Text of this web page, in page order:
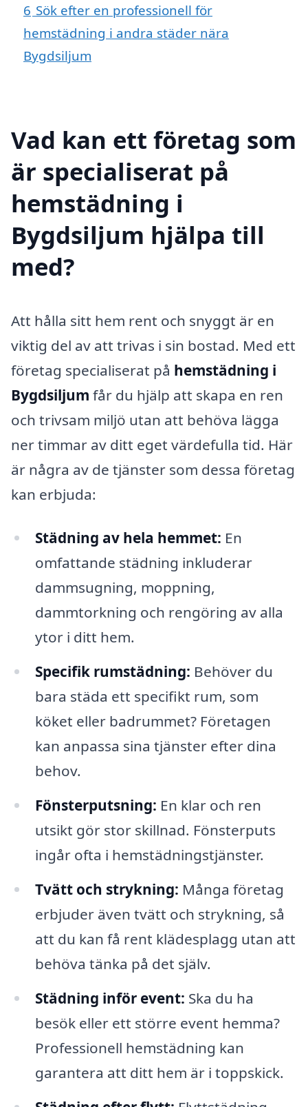
6 Sök efter en professionell för
hemstädning i andra städer nära
Bygdsiljum
Vad kan ett företag som
är specialiserat på
hemstädning i
Bygdsiljum hjälpa till
med?
Att hålla sitt hem rent och snyggt är en
viktig del av att trivas i sin bostad. Med ett
företag specialiserat på hemstädning i
Bygdsiljum får du hjälp att skapa en ren
och trivsam miljö utan att behöva lägga
ner timmar av ditt eget värdefulla tid. Här
är några av de tjänster som dessa företag
kan erbjuda:
Städning av hela hemmet: En
omfattande städning inkluderar
dammsugning, moppning,
dammtorkning och rengöring av alla
ytor i ditt hem.
Specifik rumstädning: Behöver du
bara städa ett specifikt rum, som
köket eller badrummet? Företagen
kan anpassa sina tjänster efter dina
behov.
Fönsterputsning: En klar och ren
utsikt gör stor skillnad. Fönsterputs
ingår ofta i hemstädningstjänster.
Tvätt och strykning: Många företag
erbjuder även tvätt och strykning, så
att du kan få rent klädesplagg utan att
behöva tänka på det själv.
Städning inför event: Ska du ha
besök eller ett större event hemma?
Professionell hemstädning kan
garantera att ditt hem är i toppskick.